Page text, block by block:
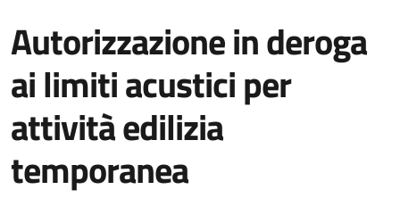
Autorizzazione in deroga
ai limiti acustici per
attività edilizia
temporanea